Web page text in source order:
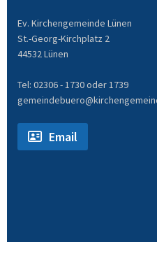
Ev. Kirchengemeinde Lünen
St.-Georg-Kirchplatz 2
44532 Lünen
Tel: 02306 - 1730 oder 1739
Email